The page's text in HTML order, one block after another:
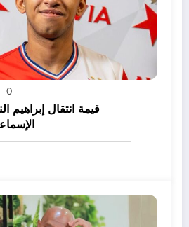
0
قيمة انتقال إبراهيم